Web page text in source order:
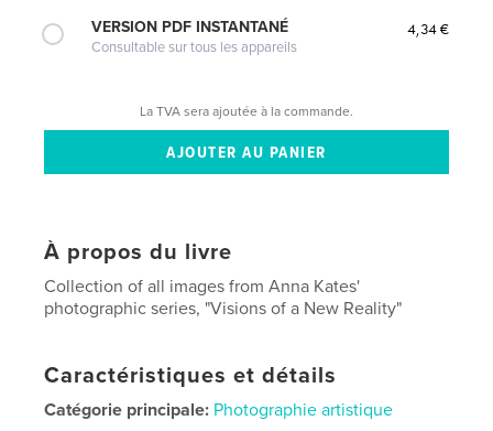
VERSION PDF INSTANTANÉ
Consultable sur tous les appareils
4,34 €
La TVA sera ajoutée à la commande.
À propos du livre
Collection of all images from Anna Kates'
photographic series, "Visions of a New Reality"
Caractéristiques et détails
Catégorie principale: Photographie artistique